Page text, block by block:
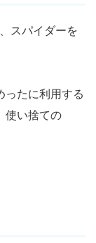
スパイダーを
ったに利用する
使い捨ての